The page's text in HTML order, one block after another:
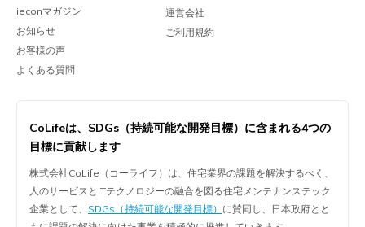
ieconマガジン
お知らせ
お客様の声
よくある質問
運営会社
ご利用規約
CoLifeは、 SDGs（持続可能な開発目標）に含まれる4つの
目標に貢献します
株式会社CoLife（コーライフ）は、住宅業界の課題を解決するべく、
人のサービスとITテクノロジーの融合を図る住宅メンテナンステック
企業として、 SDGs（持続可能な開発目標） に賛同し、日本政府とと